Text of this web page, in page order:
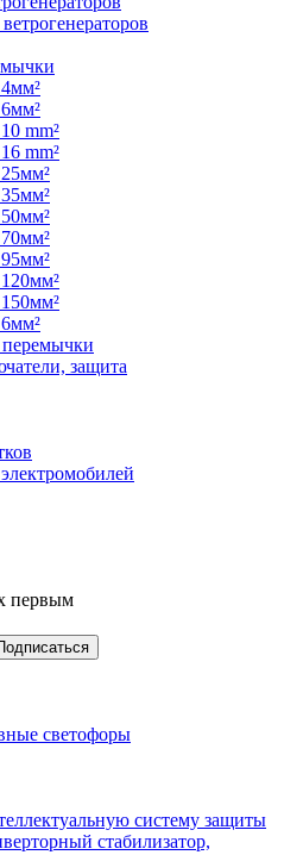
mm²
mm²
защита
первым
светофоры
систему защиты
стабилизатор,